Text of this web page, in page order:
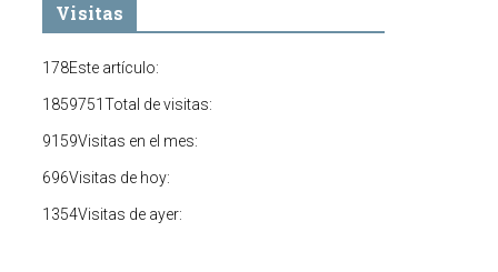
Visitas
178Este artículo:
1859751Total de visitas:
9159Visitas en el mes:
696Visitas de hoy:
1354Visitas de ayer: